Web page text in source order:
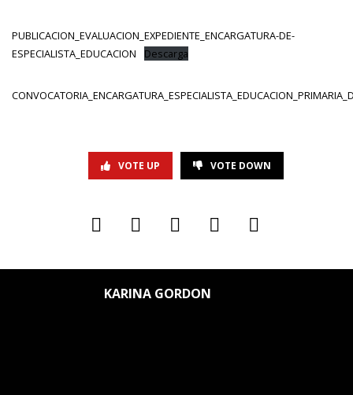
PUBLICACION_EVALUACION_EXPEDIENTE_ENCARGATURA-DE-
ESPECIALISTA_EDUCACION
Descarga
VOTE UP VOTE DOWN
KARINA GORDON